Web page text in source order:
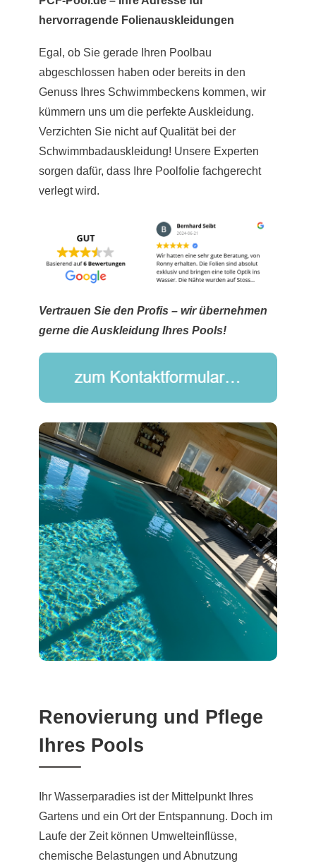
hervorragende Folienauskleidungen
Egal, ob Sie gerade Ihren Poolbau
abgeschlossen haben oder bereits in den
Genuss Ihres Schwimmbeckens kommen, wir
kümmern uns um die perfekte Auskleidung.
Verzichten Sie nicht auf Qualität bei der
Schwimmbadauskleidung! Unsere Experten
sorgen dafür, dass Ihre Poolfolie fachgerecht
verlegt wird.
Vertrauen Sie den Profis – wir übernehmen
gerne die Auskleidung Ihres Pools!
Renovierung und Pflege
Ihres Pools
Ihr Wasserparadies ist der Mittelpunkt Ihres
Gartens und ein Ort der Entspannung. Doch im
Laufe der Zeit können Umwelteinflüsse,
chemische Belastungen und Abnutzung